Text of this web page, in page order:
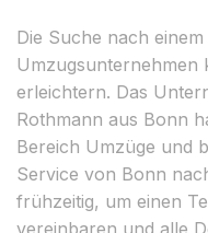
Die Suche nach
Umzugsunternehmen
erleichtern. Das
Rothmann aus Bonn
Bereich Umzüge und
Service von Bonn
frühzeitig, um einen
vereinbaren und alle